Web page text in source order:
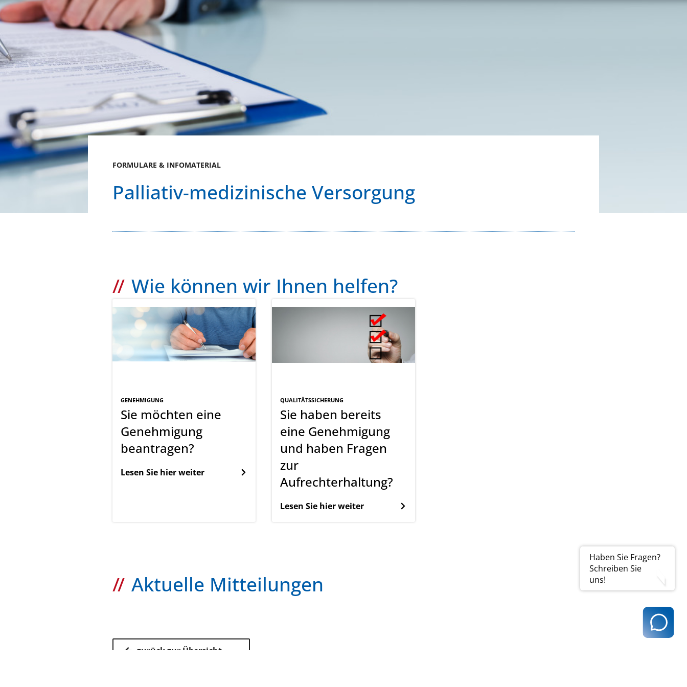
Haben Sie Fragen?
Schreiben Sie
uns!
FORMULARE & INFOMATERIAL
Palliativ-medizinische Versorgung
Wie können wir Ihnen helfen?
GENEHMIGUNG
Sie möchten eine
Genehmigung
beantragen?
Lesen Sie hier weiter
QUALITÄTSSICHERUNG
Sie haben bereits
eine Genehmigung
und haben Fragen
zur
Aufrechterhaltung?
Lesen Sie hier weiter
Aktuelle Mitteilungen
zurück zur Übersicht